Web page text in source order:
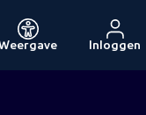
Inloggen